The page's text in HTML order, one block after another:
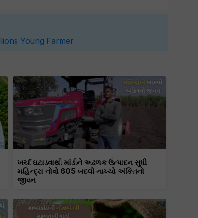
Young Farmer
ખર્ચા ઘટાડવાથી માંડીને અઢળક ઉત્પાદન સુધી
મહિન્દ્રા નોવો 605 બદલી નાખ્યો અંકિતનો
જીવન